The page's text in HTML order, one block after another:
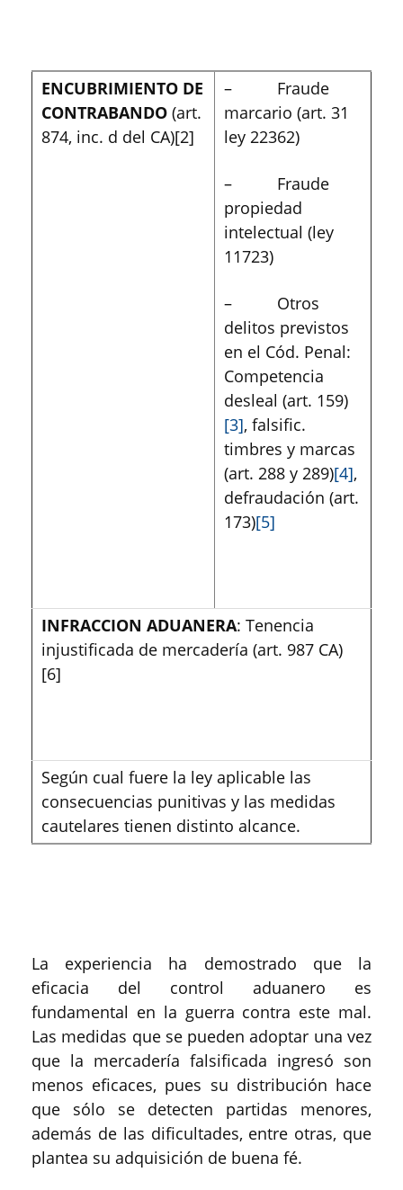
ENCUBRIMIENTO DE
CONTRABANDO (art.
874, inc. d del CA)[2]
– Fraude
marcario (art. 31
ley 22362)
– Fraude
propiedad
intelectual (ley
11723)
– Otros
delitos previstos
en el Cód. Penal:
Competencia
desleal (art. 159)
[3], falsific.
timbres y marcas
(art. 288 y 289)[4],
defraudación (art.
173)[5]
INFRACCION ADUANERA: Tenencia
injustificada de mercadería (art. 987 CA)
[6]
Según cual fuere la ley aplicable las
consecuencias punitivas y las medidas
cautelares tienen distinto alcance.
La experiencia ha demostrado que la
eficacia del control aduanero es
fundamental en la guerra contra este mal.
Las medidas que se pueden adoptar una vez
que la mercadería falsificada ingresó son
menos eficaces, pues su distribución hace
que sólo se detecten partidas menores,
además de las dificultades, entre otras, que
plantea su adquisición de buena fé.